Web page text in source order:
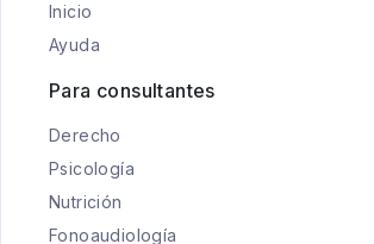
Inicio
Ayuda
Para consultantes
Derecho
Psicología
Nutrición
Fonoaudiología